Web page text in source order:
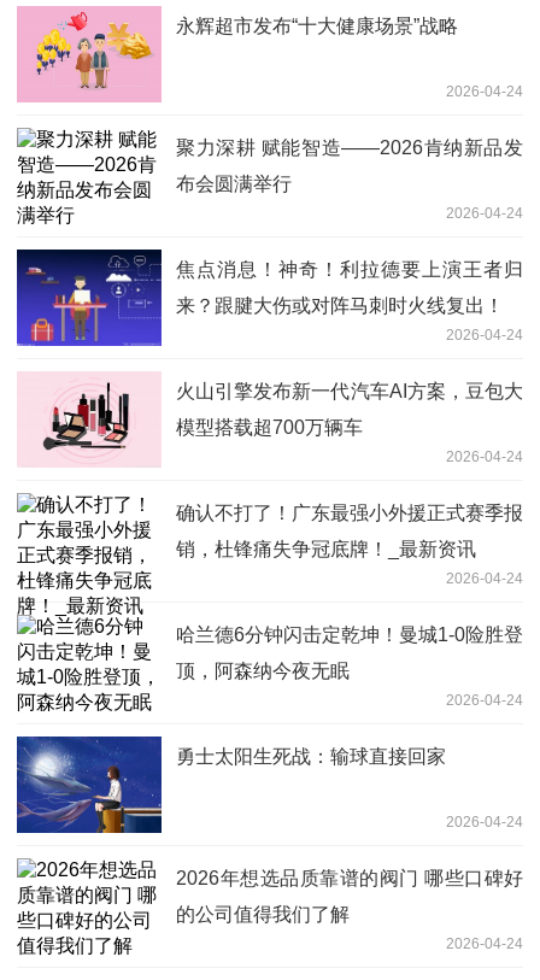
永辉超市发布“十大健康场景”战略
2026-04-24
聚力深耕 赋能智造——2026肯纳新品发
布会圆满举行
2026-04-24
焦点消息！神奇！利拉德要上演王者归
来？跟腱大伤或对阵马刺时火线复出！
2026-04-24
火山引擎发布新一代汽车AI方案，豆包大
模型搭载超700万辆车
2026-04-24
确认不打了！广东最强小外援正式赛季报
销，杜锋痛失争冠底牌！_最新资讯
2026-04-24
哈兰德6分钟闪击定乾坤！曼城1-0险胜登
顶，阿森纳今夜无眠
2026-04-24
勇士太阳生死战：输球直接回家
2026-04-24
2026年想选品质靠谱的阀门 哪些口碑好
的公司值得我们了解
2026-04-24